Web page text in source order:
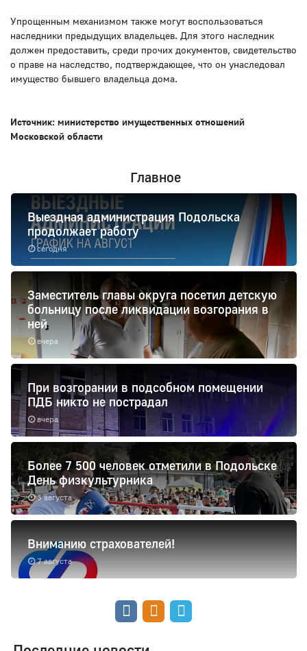
Упрощенным механизмом также могут воспользоваться
наследники предыдущих владельцев. Для этого наследник
должен предоставить, среди прочих документов, свидетельство
о праве на наследство, подтверждающее, что он унаследовал
имущество бывшего владельца дома.
Источник: министерство имущественных отношений
Московской области
Главное
сегодня
Выездная администрация Подольска
продолжает работу
вчера
Заместитель главы округа посетил детскую
больницу после ликвидации возгорания в
ней
вчера
При возгорании в подсобном помещении
ПДБ никто не пострадал
8 августа
Более 7 500 человек отметили в Подольске
День физкультурника
7 августа
Вниманию страхователей!